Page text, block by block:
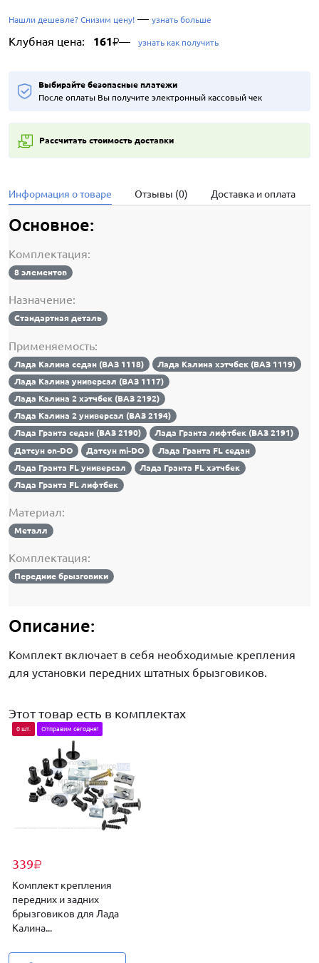
Нашли дешевле? Снизим цену! — узнать больше
Клубная цена: 161₽— узнать как получить
Выбирайте безопасные платежи
После оплаты Вы получите электронный кассовый чек
Рассчитать стоимость доставки
Информация о товаре Отзывы (0) Доставка и оплата
Основное:
Комплектация:
8 элементов
Назначение:
Стандартная деталь
Применяемость:
Лада Калина седан (ВАЗ 1118)
Лада Калина хэтчбек (ВАЗ 1119)
Лада Калина универсал (ВАЗ 1117)
Лада Калина 2 хэтчбек (ВАЗ 2192)
Лада Калина 2 универсал (ВАЗ 2194)
Лада Гранта седан (ВАЗ 2190)
Лада Гранта лифтбек (ВАЗ 2191)
Датсун on-DO
Датсун mi-DO
Лада Гранта FL седан
Лада Гранта FL универсал
Лада Гранта FL хэтчбек
Лада Гранта FL лифтбек
Материал:
Металл
Комплектация:
Передние брызговики
Описание:
Комплект включает в себя необходимые крепления
для установки передних штатных брызговиков.
Этот товар есть в комплектах
339₽
0 шт. Отправим сегодня!
Комплект крепления
передних и задних
брызговиков для Лада
Калина...